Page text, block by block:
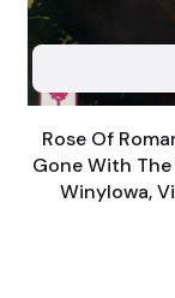
Rose Of
Gone With The
Winylowa,